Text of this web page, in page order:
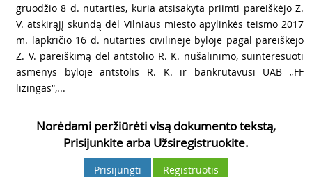
gruodžio 8 d. nutarties, kuria atsisakyta priimti pareiškėjo Z.
V. atskirąjį skundą dėl Vilniaus miesto apylinkės teismo 2017
m. lapkričio 16 d. nutarties civilinėje byloje pagal pareiškėjo
Z. V. pareiškimą dėl antstolio R. K. nušalinimo, suinteresuoti
asmenys byloje antstolis R. K. ir bankrutavusi UAB „FF
lizingas“,...
Norėdami peržiūrėti visą dokumento tekstą,
Prisijunkite arba Užsiregistruokite.
Prisijungti Registruotis